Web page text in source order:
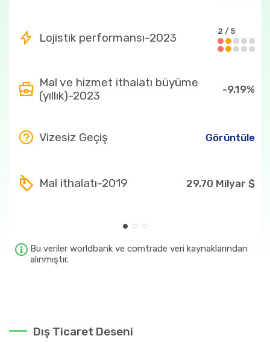
84
1.09 Milyar $
2709
1.07 Milyar $
75
600.54 Milyon $
7501
600.54 Milyon $
Lojistik performansı-2023 2 / 5
Mal ve hizmet ithalatı büyüme
(yıllık)-2023
-9.19%
Vizesiz Geçiş Görüntüle
Mal ithalatı-2019 29.70 Milyar $
Bu veriler worldbank ve comtrade veri kaynaklarından
alınmıştır.
Dış Ticaret Deseni